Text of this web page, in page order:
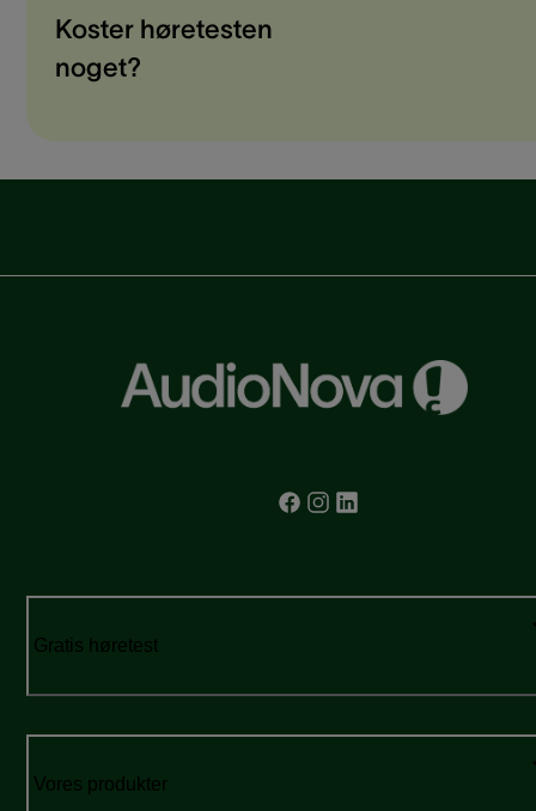
Koster høretesten
noget?
Gratis høretest
Vores produkter